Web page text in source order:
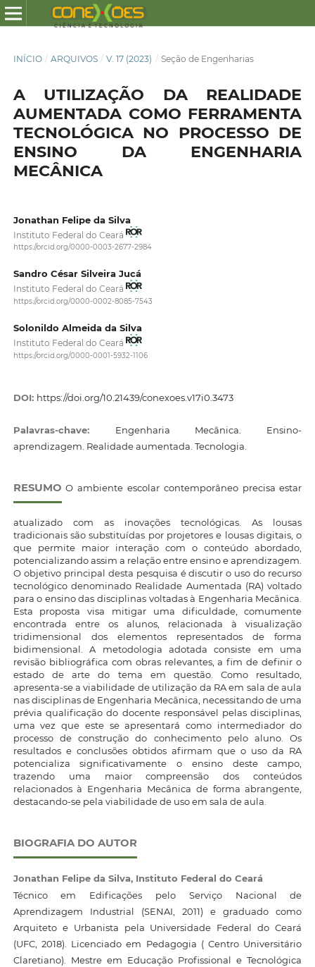
INÍCIO / ARQUIVOS / V. 17 (2023) / Seção de Engenharias
A UTILIZAÇÃO DA REALIDADE
AUMENTADA COMO FERRAMENTA
TECNOLÓGICA NO PROCESSO DE
ENSINO DA ENGENHARIA
MECÂNICA
Jonathan Felipe da Silva
Instituto Federal do Ceará
https://orcid.org/0000-0003-2677-2984
Sandro César Silveira Jucá
Instituto Federal do Ceará
https://orcid.org/0000-0002-8085-7543
Solonildo Almeida da Silva
Instituto Federal do Ceará
https://orcid.org/0000-0001-5932-1106
DOI: https://doi.org/10.21439/conexoes.v17i0.3473
Palavras-chave: Engenharia Mecânica. Ensino-
aprendizagem. Realidade aumentada. Tecnologia.
RESUMO O ambiente escolar contemporâneo precisa estar
atualizado com as inovações tecnológicas. As lousas
tradicionais são substituídas por projetores e lousas digitais, o
que permite maior interação com o conteúdo abordado,
potencializando assim a relação entre ensino e aprendizagem.
O objetivo principal desta pesquisa é discutir o uso do recurso
tecnológico denominado Realidade Aumentada (RA) voltado
para o ensino das disciplinas voltadas à Engenharia Mecânica.
Esta proposta visa mitigar uma dificuldade, comumente
encontrada entre os alunos, relacionada à visualização
tridimensional dos elementos representados de forma
bidimensional. A metodologia adotada consiste em uma
revisão bibliográfica com obras relevantes, a fim de definir o
estado de arte do tema em questão. Como resultado,
apresenta-se a viabilidade de utilização da RA em sala de aula
nas disciplinas de Engenharia Mecânica, necessitando de uma
prévia qualificação do docente responsável pelas disciplinas,
uma vez que este se apresentará como intermediador do
processo de construção do conhecimento pelo aluno. Os
resultados e conclusões obtidos afirmam que o uso da RA
potencializa significativamente o ensino deste campo,
trazendo uma maior compreensão dos conteúdos
relacionados à Engenharia Mecânica de forma abrangente,
destacando-se pela viabilidade de uso em sala de aula.
BIOGRAFIA DO AUTOR
Jonathan Felipe da Silva, Instituto Federal do Ceará
Técnico em Edificações pelo Serviço Nacional de
Aprendizagem Industrial (SENAI, 2011) e graduado como
Arquiteto e Urbanista pela Universidade Federal do Ceará
(UFC, 2018). Licenciado em Pedagogia ( Centro Universitário
Claretiano). Mestre em Educação Profissional e Tecnológica